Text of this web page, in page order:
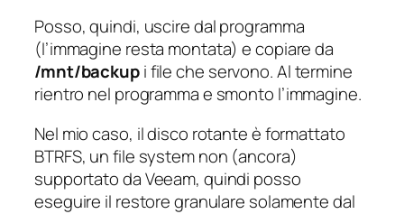
Posso, quindi, uscire dal programma
(l’immagine resta montata) e copiare da
/mnt/backupi file che servono. Al termine
rientro nel programma e smonto l’immagine.
Nel mio caso, il disco rotante è formattato
BTRFS, un file system non (ancora)
supportato da Veeam, quindi posso
eseguire il restore granulare solamente dal